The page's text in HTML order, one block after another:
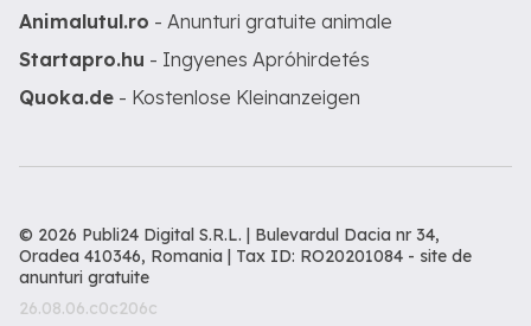
Animalutul.ro - Anunturi gratuite animale
Startapro.hu - Ingyenes Apróhirdetés
Quoka.de - Kostenlose Kleinanzeigen
© 2026 Publi24 Digital S.R.L. | Bulevardul Dacia nr 34,
Oradea 410346, Romania | Tax ID: RO20201084 - site de
anunturi gratuite
26.08.06.c0c206c